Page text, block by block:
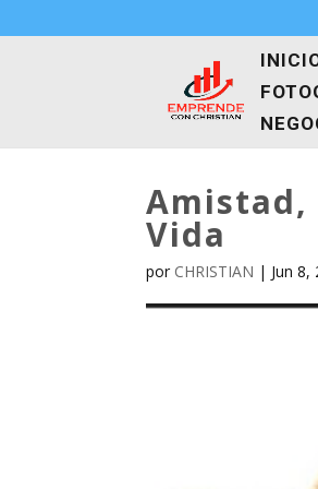
Amistad,
Vida
por CHRISTIAN | Jun 8,